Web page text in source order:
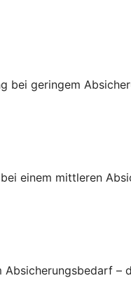
bei geringem
einem mittleren
Absicherungsbedarf